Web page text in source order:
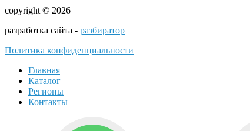
copyright © 2026
разработка сайта - разбиратор
Политика конфиденциальности
Главная
Каталог
Регионы
Контакты